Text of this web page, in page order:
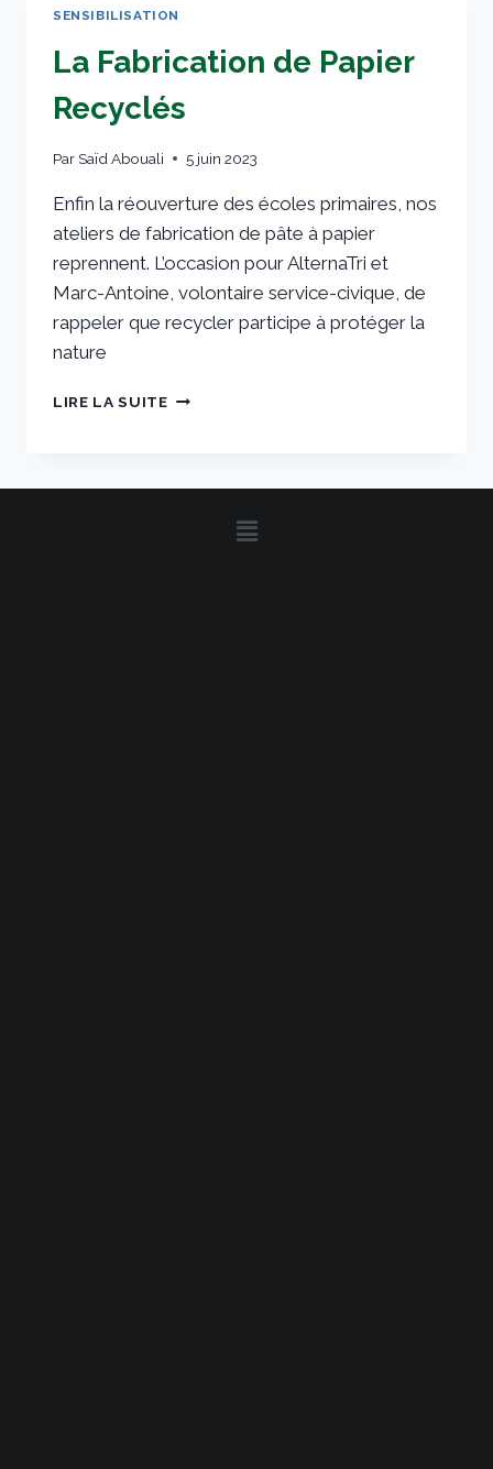
SENSIBILISATION
La Fabrication de Papier
Recyclés
ParSaïd Abouali 5 juin 2023
Enfin la réouverture des écoles primaires, nos
ateliers de fabrication de pâte à papier
reprennent. L’occasion pour AlternaTri et
Marc-Antoine, volontaire service-civique, de
rappeler que recycler participe à protéger la
nature
LIRE LA SUITE